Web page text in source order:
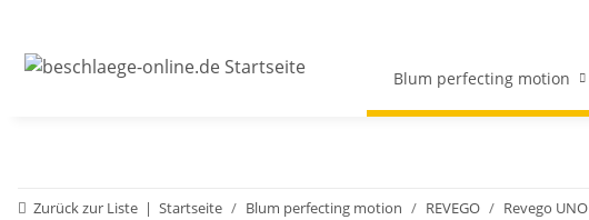
Blum perfecting motion
Zurück zur Liste Startseite Blum perfecting motion REVEGO Revego UNO